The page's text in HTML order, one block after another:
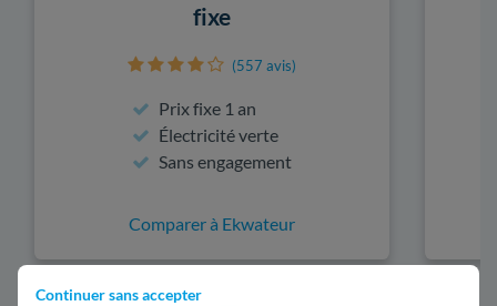
Continuer sans accepter
fixe
(557 avis)
Prix fixe 1 an
Électricité verte
Sans engagement
Comparer à Ekwateur